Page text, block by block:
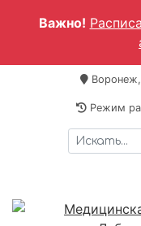
Важно!
Режим